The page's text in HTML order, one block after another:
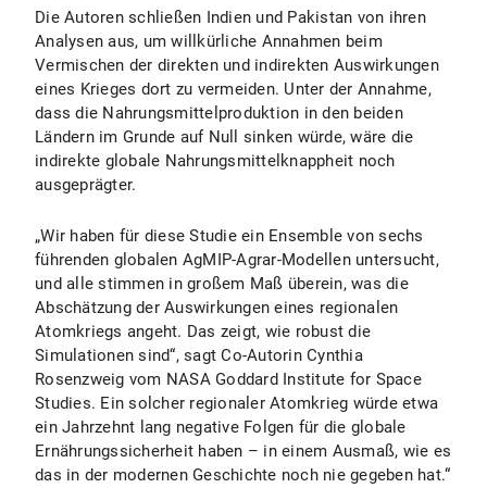
Die Autoren schließen Indien und Pakistan von ihren
Analysen aus, um willkürliche Annahmen beim
Vermischen der direkten und indirekten Auswirkungen
eines Krieges dort zu vermeiden. Unter der Annahme,
dass die Nahrungsmittelproduktion in den beiden
Ländern im Grunde auf Null sinken würde, wäre die
indirekte globale Nahrungsmittelknappheit noch
ausgeprägter.
„Wir haben für diese Studie ein Ensemble von sechs
führenden globalen AgMIP-Agrar-Modellen untersucht,
und alle stimmen in großem Maß überein, was die
Abschätzung der Auswirkungen eines regionalen
Atomkriegs angeht. Das zeigt, wie robust die
Simulationen sind“, sagt Co-Autorin Cynthia
Rosenzweig vom NASA Goddard Institute for Space
Studies. Ein solcher regionaler Atomkrieg würde etwa
ein Jahrzehnt lang negative Folgen für die globale
Ernährungssicherheit haben – in einem Ausmaß, wie es
das in der modernen Geschichte noch nie gegeben hat.“